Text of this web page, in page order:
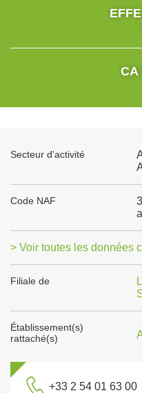
CA
Secteur d'activité
Code NAF
> Voir toutes les données
Filiale de
Établissement(s)
rattaché(s)
+33 2 54 01 63 00